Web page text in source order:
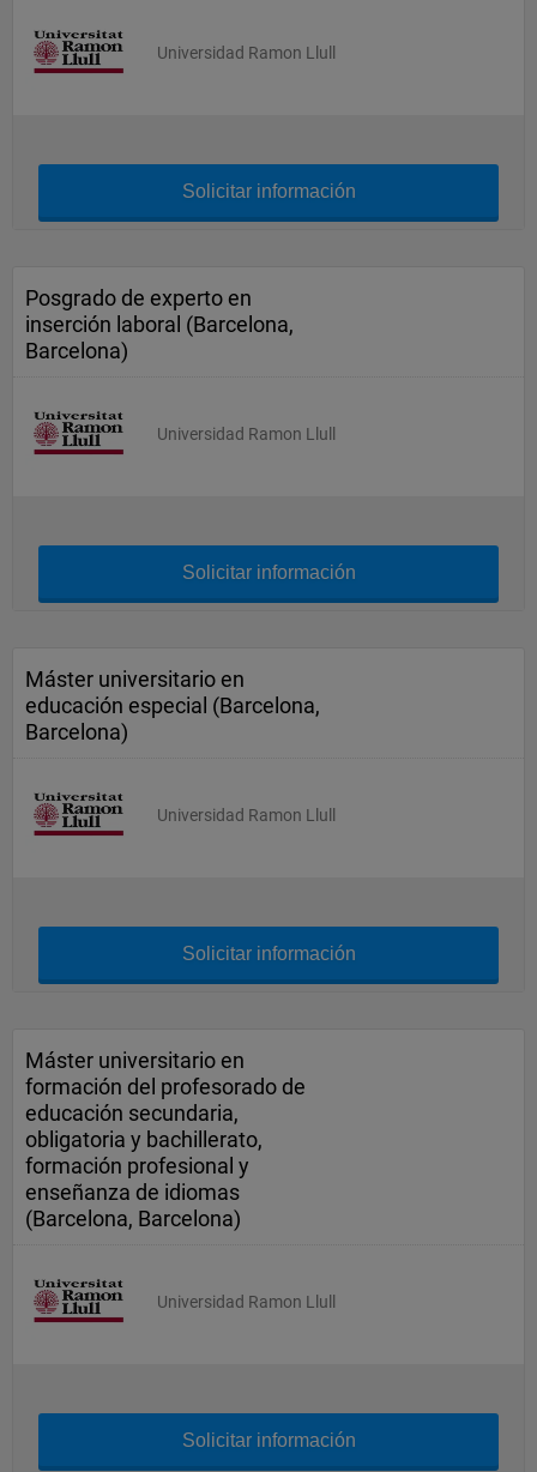
Universidad Ramon Llull
Solicitar información
Posgrado de experto en
inserción laboral (Barcelona,
Barcelona)
Universidad Ramon Llull
Solicitar información
Máster universitario en
educación especial (Barcelona,
Barcelona)
Universidad Ramon Llull
Solicitar información
Máster universitario en
formación del profesorado de
educación secundaria,
obligatoria y bachillerato,
formación profesional y
enseñanza de idiomas
(Barcelona, Barcelona)
Universidad Ramon Llull
Solicitar información